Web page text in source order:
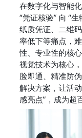
在数字化与智能
“凭证核验” 向 “
纸质凭证、二维
率低下等痛点，
性、专业性的核
视觉技术为核心
脸即通、精准防
解决方案，让活
感亮点”，成为超